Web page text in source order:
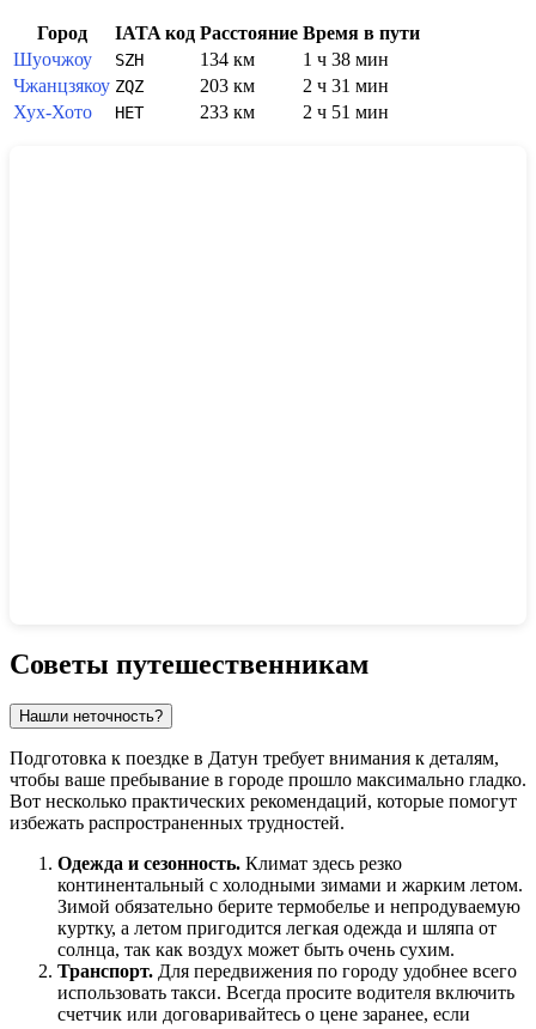
Город IATA код Расстояние Время в пути
Шуочжоу
SZH 134 км
1 ч 38 мин
Чжанцзякоу ZQZ 203 км
2 ч 31 мин
Хух-Хото
HET 233 км 2 ч 51 мин
Советы путешественникам
Нашли неточность?
Подготовка к поездке в Датун требует внимания к деталям,
чтобы ваше пребывание в городе прошло максимально гладко.
Вот несколько практических рекомендаций, которые помогут
избежать распространенных трудностей.
Одежда и сезонность. Климат здесь резко
континентальный с холодными зимами и жарким летом.
Зимой обязательно берите термобелье и непродуваемую
куртку, а летом пригодится легкая одежда и шляпа от
солнца, так как воздух может быть очень сухим.
Транспорт. Для передвижения по городу удобнее всего
использовать такси. Всегда просите водителя включить
счетчик или договаривайтесь о цене заранее, если